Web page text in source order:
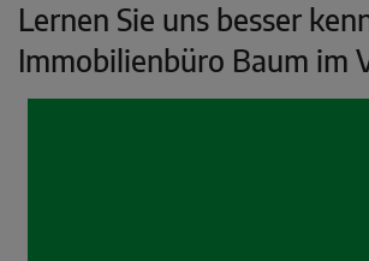
Lernen Sie uns besser
Immobilienbüro Baum im